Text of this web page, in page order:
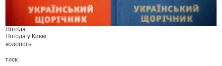
Погода
Погода у Києві
вологість:
тиск: